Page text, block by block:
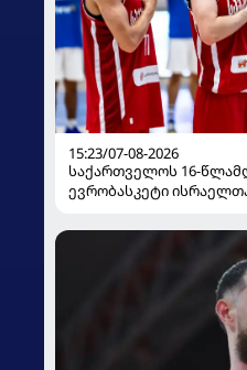
15:23/07-08-2026
საქართველოს 16-
ევრობასკეტი